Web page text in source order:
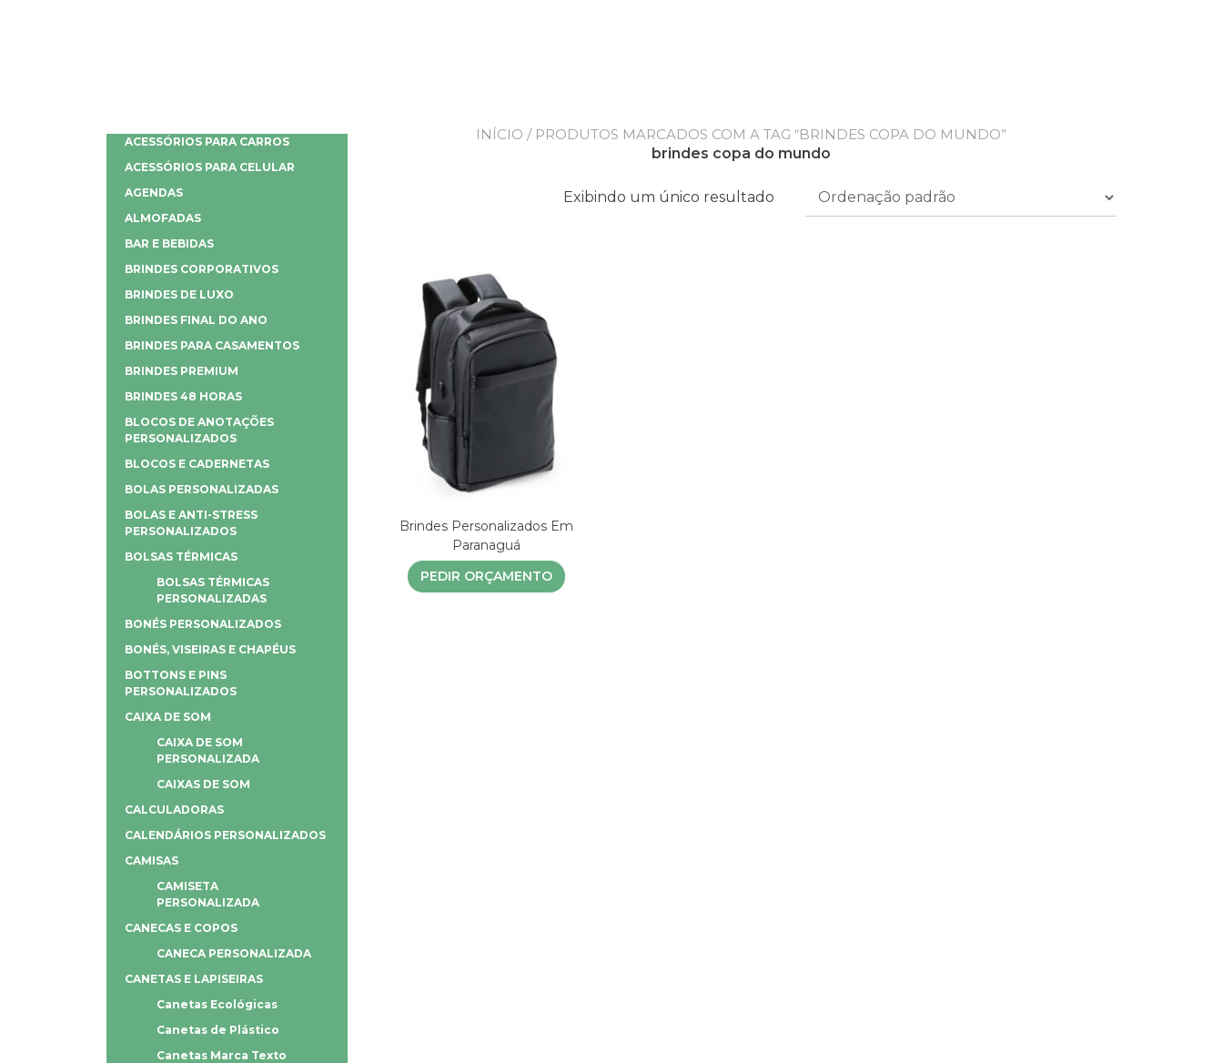
INÍCIO / PRODUTOS MARCADOS COM A TAG “BRINDES COPA DO MUNDO”
brindes copa do mundo
Exibindo um único resultado
Brindes Personalizados Em
Paranaguá
PEDIR ORÇAMENTO
ACESSÓRIOS PARA CARROS
ACESSÓRIOS PARA CELULAR
AGENDAS
ALMOFADAS
BAR E BEBIDAS
BRINDES CORPORATIVOS
BRINDES DE LUXO
BRINDES FINAL DO ANO
BRINDES PARA CASAMENTOS
BRINDES PREMIUM
BRINDES 48 HORAS
BLOCOS DE ANOTAÇÕES
PERSONALIZADOS
BLOCOS E CADERNETAS
BOLAS PERSONALIZADAS
BOLAS E ANTI-STRESS
PERSONALIZADOS
BOLSAS TÉRMICAS
BOLSAS TÉRMICAS
PERSONALIZADAS
BONÉS PERSONALIZADOS
BONÉS, VISEIRAS E CHAPÉUS
BOTTONS E PINS
PERSONALIZADOS
CAIXA DE SOM
CAIXA DE SOM
PERSONALIZADA
CAIXAS DE SOM
CALCULADORAS
CALENDÁRIOS PERSONALIZADOS
CAMISAS
CAMISETA
PERSONALIZADA
CANECAS E COPOS
CANECA PERSONALIZADA
CANETAS E LAPISEIRAS
Canetas Ecológicas
Canetas de Plástico
Canetas Marca Texto